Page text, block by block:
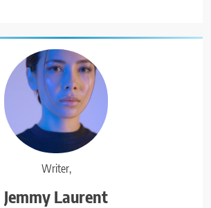
Writer,
Jemmy Laurent